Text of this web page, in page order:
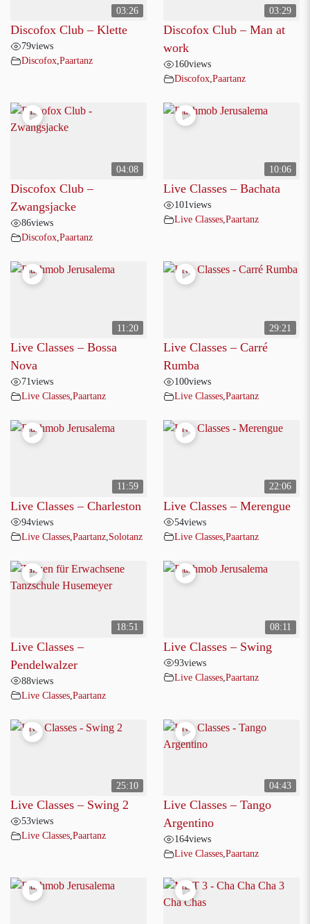
03:26
Discofox Club – Klette
79views
Discofox,Paartanz
03:29
Discofox Club – Man at
work
160views
Discofox,Paartanz
04:08
Discofox Club –
Zwangsjacke
86views
Discofox Paartanz
10:06
Live Classes – Bachata
101views
Live Classes Paartanz
11:20
Live Classes – Bossa
Nova
71views
Live Classes Paartanz
29:21
Live Classes – Carré
Rumba
100views
Live Classes Paartanz
11:59
Live Classes – Charleston
94views
Live Classes Paartanz Solotanz
22:06
Live Classes – Merengue
54views
Live Classes Paartanz
18:51
Live Classes –
Pendelwalzer
88views
Live Classes Paartanz
08:11
Live Classes – Swing
93views
Live Classes Paartanz
25:10
Live Classes – Swing 2
53views
Live Classes,Paartanz
04:43
Live Classes – Tango
Argentino
164views
Live Classes,Paartanz